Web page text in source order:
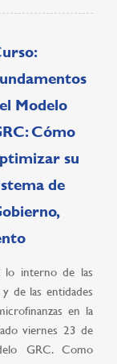
Modelo
Cómo
su
de
lo interno de las
de las entidades
en la
viernes 23 de
GRC. Como